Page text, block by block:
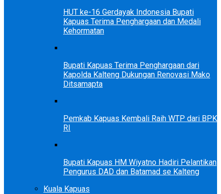
HUT ke-16 Gerdayak Indonesia Bupati
Kapuas Terima Penghargaan dan Medali
Kehormatan
Bupati Kapuas Terima Penghargaan dari
Kapolda Kalteng Dukungan Renovasi Mako
Ditsamapta
Pemkab Kapuas Kembali Raih WTP dari BPK
RI
Bupati Kapuas HM Wiyatno Hadiri Pelantikan
Pengurus DAD dan Batamad se Kalteng
Kuala Kapuas